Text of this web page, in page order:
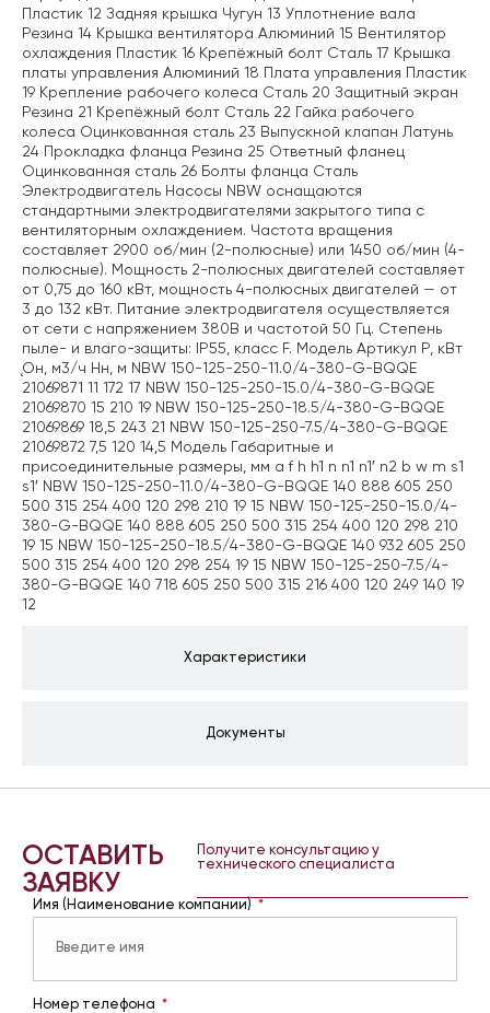
Характеристики
Документы
Пластик 12 Задняя крышка Чугун 13 Уплотнение вала
Резина 14 Крышка вентилятора Алюминий 15 Вентилятор
охлаждения Пластик 16 Крепёжный болт Сталь 17 Крышка
платы управления Алюминий 18 Плата управления Пластик
19 Крепление рабочего колеса Сталь 20 Защитный экран
Резина 21 Крепёжный болт Сталь 22 Гайка рабочего
колеса Оцинкованная сталь 23 Выпускной клапан Латунь
24 Прокладка фланца Резина 25 Ответный фланец
Оцинкованная сталь 26 Болты фланца Сталь
Электродвигатель Насосы NBW оснащаются
стандартными электродвигателями закрытого типа с
вентиляторным охлаждением. Частота вращения
составляет 2900 об/мин (2-полюсные) или 1450 об/мин (4-
полюсные). Мощность 2-полюсных двигателей составляет
от 0,75 до 160 кВт, мощность 4-полюсных двигателей — от
3 до 132 кВт. Питание электродвигателя осуществляется
от сети с напряжением 380В и частотой 50 Гц. Степень
пыле- и влаго-защиты: IP55, класс F. Модель Артикул P, кВт
Ǫн, м3/ч Hн, м NBW 150-125-250-11.0/4-380-G-BQQE
21069871 11 172 17 NBW 150-125-250-15.0/4-380-G-BQQE
21069870 15 210 19 NBW 150-125-250-18.5/4-380-G-BQQE
21069869 18,5 243 21 NBW 150-125-250-7.5/4-380-G-BQQE
21069872 7,5 120 14,5 Модель Габаритные и
присоединительные размеры, мм a f h h1 n n1 n1′ n2 b w m s1
s1′ NBW 150-125-250-11.0/4-380-G-BQQE 140 888 605 250
500 315 254 400 120 298 210 19 15 NBW 150-125-250-15.0/4-
380-G-BQQE 140 888 605 250 500 315 254 400 120 298 210
19 15 NBW 150-125-250-18.5/4-380-G-BQQE 140 932 605 250
500 315 254 400 120 298 254 19 15 NBW 150-125-250-7.5/4-
380-G-BQQE 140 718 605 250 500 315 216 400 120 249 140 19
12
ОСТАВИТЬ
ЗАЯВКУ
Получите консультацию у
технического специалиста
Имя (Наименование компании)
Номер телефона